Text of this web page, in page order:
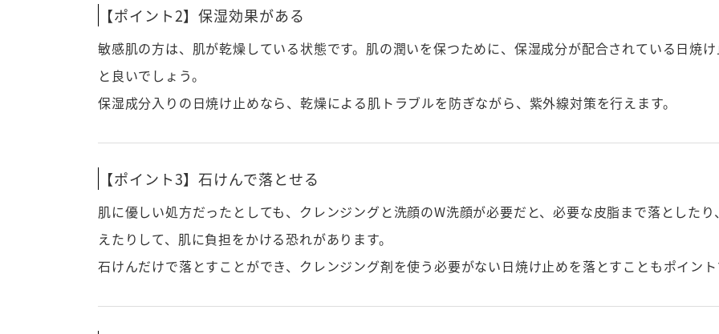
【ポイント2】保湿効果がある
敏感肌の方は、肌が乾燥している状態です。肌の潤いを保つために、保湿成分が配合されている日焼
と良いでしょう。
保湿成分入りの日焼け止めなら、乾燥による肌トラブルを防ぎながら、紫外線対策を行えます。
【ポイント3】石けんで落とせる
肌に優しい処方だったとしても、クレンジングと洗顔のW洗顔が必要だと、必要な皮脂まで落としたり
えたりして、肌に負担をかける恐れがあります。
石けんだけで落とすことができ、クレンジング剤を使う必要がない日焼け止めを落とすこともポイント